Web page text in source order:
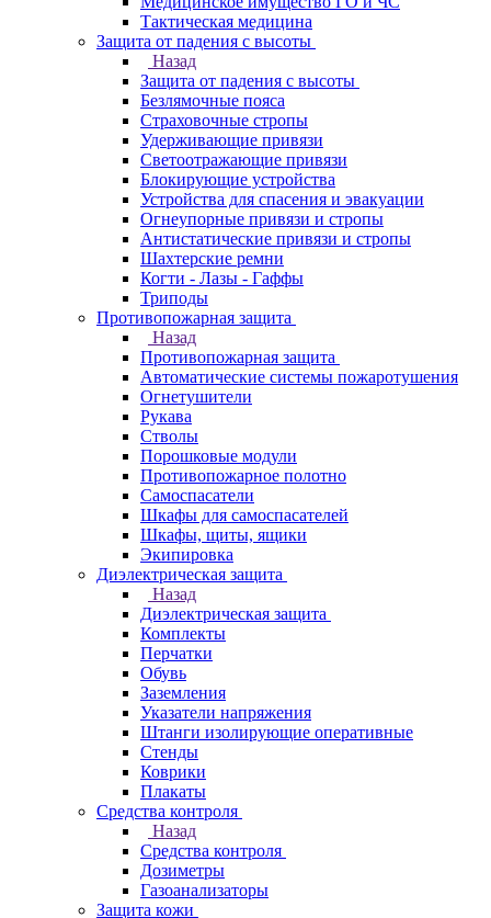
Тактическая медицина
Защита от падения с высоты
Назад
Защита от падения с высоты
Безлямочные пояса
Страховочные стропы
Удерживающие привязи
Светоотражающие привязи
Блокирующие устройства
Устройства для спасения и эвакуации
Огнеупорные привязи и стропы
Антистатические привязи и стропы
Шахтерские ремни
Когти - Лазы - Гаффы
Триподы
Противопожарная защита
Назад
Противопожарная защита
Автоматические системы пожаротушения
Огнетушители
Рукава
Стволы
Порошковые модули
Противопожарное полотно
Самоспасатели
Шкафы для самоспасателей
Шкафы, щиты, ящики
Экипировка
Диэлектрическая защита
Назад
Диэлектрическая защита
Комплекты
Перчатки
Обувь
Заземления
Указатели напряжения
Штанги изолирующие оперативные
Стенды
Коврики
Плакаты
Средства контроля
Назад
Средства контроля
Дозиметры
Газоанализаторы
Защита кожи